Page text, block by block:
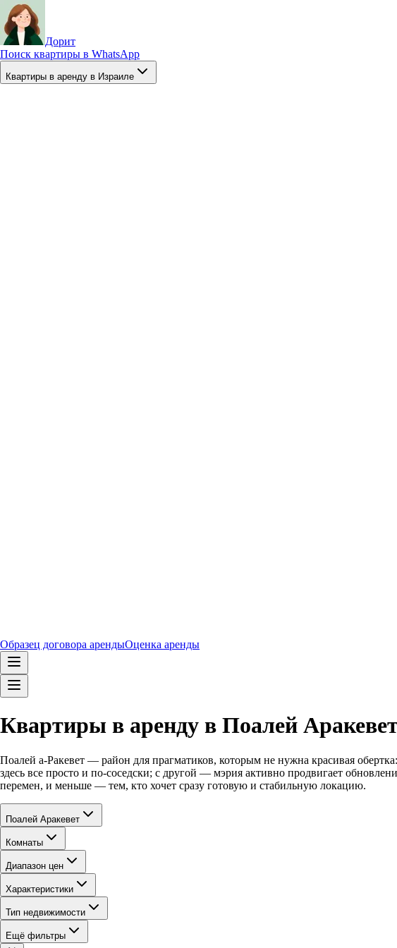
Дорит
Поиск квартиры в WhatsApp
Квартиры в аренду в Израиле
Образец договора арендыОценка аренды
Квартиры в аренду в Поалей
Поалей а-Ракевет — район для прагматиков, которым не нужна красивая
здесь все просто и по-соседски; с другой — мэрия активно продвигает
перемен, и меньше — тем, кто хочет сразу готовую и стабильную локацию.
Поалей Аракевет
Комнаты
Диапазон цен
Характеристики
Тип недвижимости
Ещё фильтры